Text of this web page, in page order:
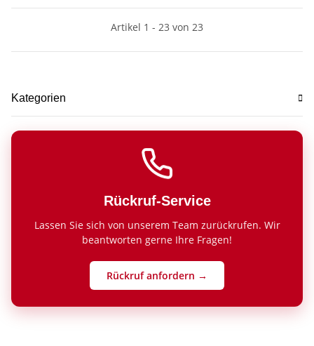
Artikel 1 - 23 von 23
Kategorien
Rückruf-Service
Lassen Sie sich von unserem Team zurückrufen. Wir
beantworten gerne Ihre Fragen!
Rückruf anfordern →